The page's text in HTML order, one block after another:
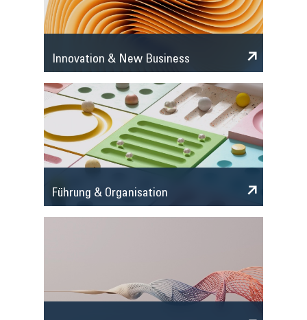
Innovation & New Business
Führung & Organisation